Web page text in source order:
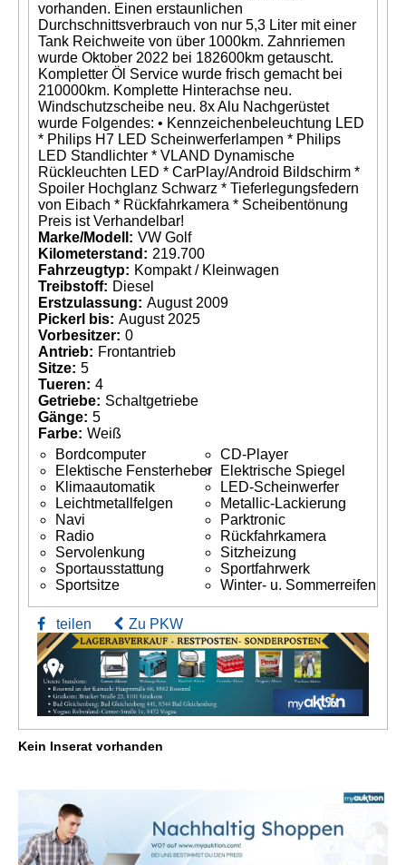
vorhanden. Einen erstaunlichen
Durchschnittsverbrauch von nur 5,3 Liter mit einer
Tank Reichweite von über 1000km. Zahnriemen
wurde Oktober 2022 bei 182600km getauscht.
Kompletter Öl Service wurde frisch gemacht bei
210000km. Komplette Hinterachse neu.
Windschutzscheibe neu. 8x Alu Nachgerüstet
wurde Folgendes: • Kennzeichenbeleuchtung LED
* Philips H7 LED Scheinwerferlampen * Philips
LED Standlichter * VLAND Dynamische
Rückleuchten LED * CarPlay/Android Bildschirm *
Spoiler Hochglanz Schwarz * Tieferlegungsfedern
von Eibach * Rückfahrkamera * Scheibentönung
Preis ist Verhandelbar!
Marke/Modell: VW Golf
Kilometerstand: 219.700
Fahrzeugtyp: Kompakt / Kleinwagen
Treibstoff: Diesel
Erstzulassung: August 2009
Pickerl bis: August 2025
Vorbesitzer: 0
Antrieb: Frontantrieb
Sitze: 5
Tueren: 4
Getriebe: Schaltgetriebe
Gänge: 5
Farbe: Weiß
Bordcomputer
CD-Player
Elektische Fensterheber
Elektrische Spiegel
Klimaautomatik
LED-Scheinwerfer
Leichtmetallfelgen
Metallic-Lackierung
Navi
Parktronic
Radio
Rückfahrkamera
Servolenkung
Sitzheizung
Sportausstattung
Sportfahrwerk
Sportsitze
Winter- u. Sommerreifen
teilen Zu PKW
Kein Inserat vorhanden